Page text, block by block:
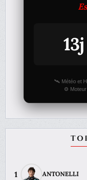
🛰️ Météo et
⚙️ Moteur
1 ANTONELLI